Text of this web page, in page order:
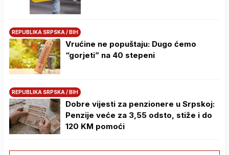
REPUBLIKA SRPSKA / BIH
Vrućine ne popuštaju: Dugo ćemo
“gorjeti” na 40 stepeni
REPUBLIKA SRPSKA / BIH
Dobre vijesti za penzionere u Srpskoj:
Penzije veće za 3,55 odsto, stiže i do
120 KM pomoći